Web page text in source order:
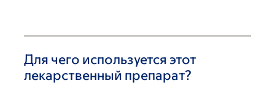
Для чего используется этот
лекарственный препарат?